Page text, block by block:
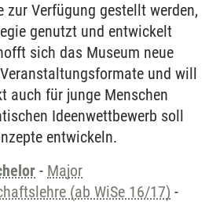
zur Verfügung gestellt werden,
genutzt und entwickelt
sich das Museum neue
und will
auch für junge Menschen
Ideenwettbewerb soll
entwickeln.
- Major
(ab WiSe 16/17) -